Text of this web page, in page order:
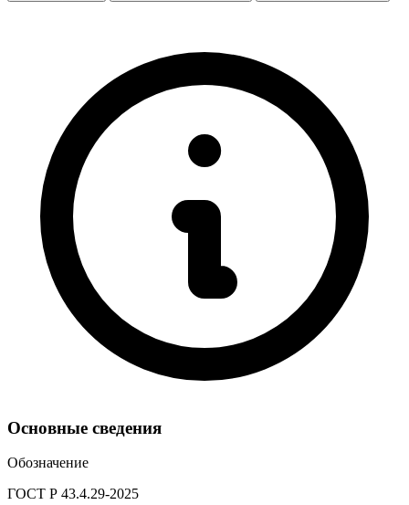
Основные сведения
Обозначение
ГОСТ Р 43.4.29-2025